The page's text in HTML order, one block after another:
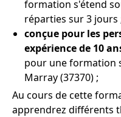
formation s'étend
réparties sur 3 jours
conçue pour les
expérience de 10
pour une formation
Marray (37370) ;
Au cours de cette
apprendrez différents